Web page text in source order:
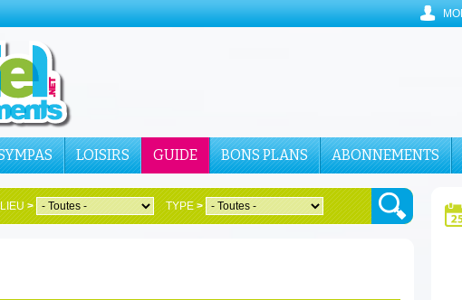
LOISIRS GUIDE BONS PLANS ABONNEMENTS
> TYPE>